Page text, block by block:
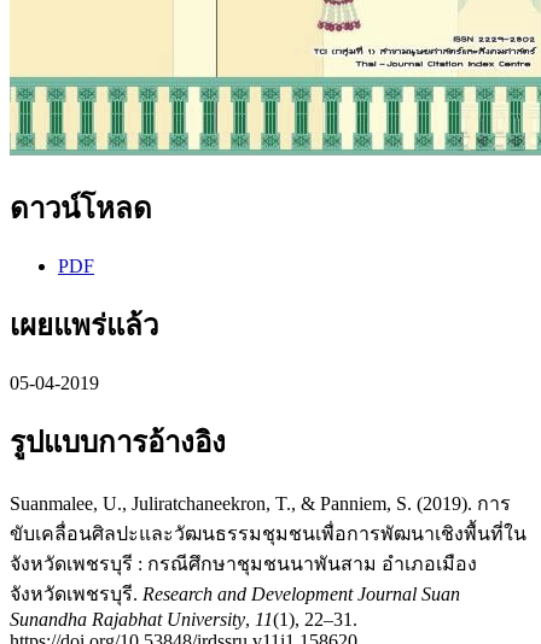
ดาวน์โหลด
PDF
เผยแพร่แล้ว
05-04-2019
รูปแบบการอ้างอิง
Suanmalee, U., Juliratchaneekron, T., & Panniem, S. (2019). การ
ขับเคลื่อนศิลปะและวัฒนธรรมชุมชนเพื่อการพัฒนาเชิงพื้นที่ใน
จังหวัดเพชรบุรี : กรณีศึกษาชุมชนนาพันสาม อำเภอเมือง
จังหวัดเพชรบุรี. Research and Development Journal Suan
Sunandha Rajabhat University, 11(1), 22–31.